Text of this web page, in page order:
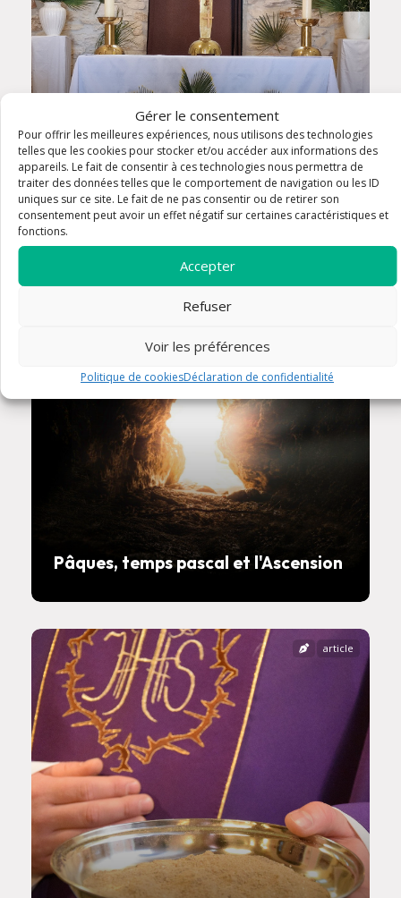
Gérer le consentement
Pour offrir les meilleures expériences, nous utilisons des technologies
telles que les cookies pour stocker et/ou accéder aux informations des
appareils. Le fait de consentir à ces technologies nous permettra de
traiter des données telles que le comportement de navigation ou les ID
uniques sur ce site. Le fait de ne pas consentir ou de retirer son
consentement peut avoir un effet négatif sur certaines caractéristiques et
fonctions.
Accepter
Refuser
Voir les préférences
Politique de cookiesDéclaration de confidentialité
Célébrer les Rameaux et la Semaine
Sainte
Pâques, temps pascal et l'Ascension
article